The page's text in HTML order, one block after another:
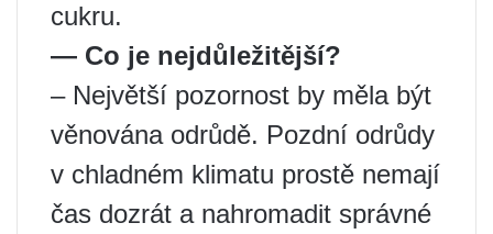
cukru.
— Co je nejdůležitější?
– Největší pozornost by měla být
věnována odrůdě. Pozdní odrůdy
v chladném klimatu prostě nemají
čas dozrát a nahromadit správné